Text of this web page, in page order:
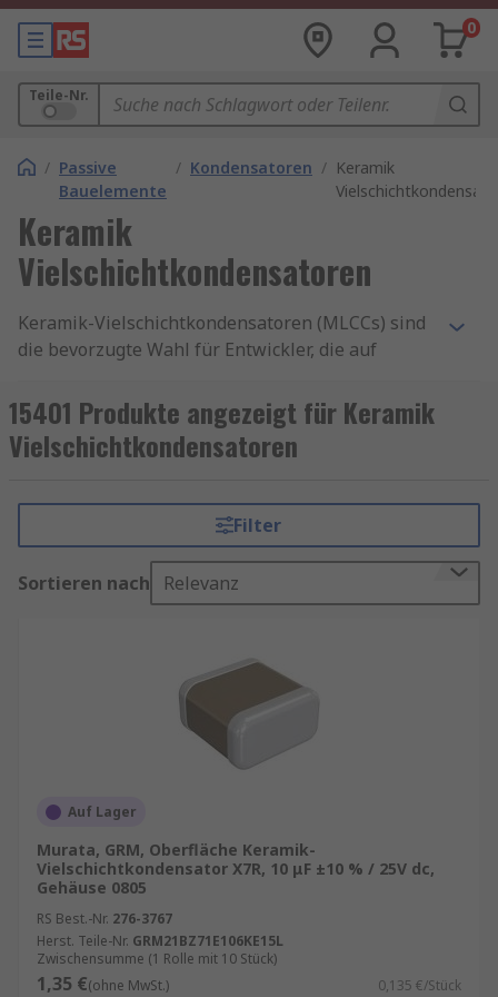
0
Teile-Nr.
/ Passive
Bauelemente
/ Kondensatoren / Keramik
Keramik
Vielschichtkondensatoren
Keramik-Vielschichtkondensatoren (MLCCs) sind
die bevorzugte Wahl für Entwickler, die auf
Effizienzsetzen. Die mehrschichtige Struktur aus
Keramik und Metall sorgt für minimale
Leistungsverluste und maximale thermische
Leistungsanwendungen.
MLCCs sind in standardisierten Gehäusegrößen
wie0402, 0805, 1206und weiteren erhältlich und
eignen sich perfekt für die automatisierte
und damit auch für den
Einsatz in der Automobiltechnik freigegeben.
Leistungsstarke Optionen für jede
Stabilität und geringe Verluste – ideal für
Resonanzschaltungen, Hochfrequenzfilter und
Anwendungen, bei denen Genauigkeit
entscheidend ist.
MLCCs derKlasse 2
zeichnen sich durch ein
15401 Produkte angezeigt für Keramik
Vielschichtkondensatoren
Filter
Sortieren nach Relevanz
Auf Lager
Murata, GRM, Oberfläche Keramik-
Vielschichtkondensator X7R, 10 μF ±10 % / 25V dc,
Gehäuse 0805
RS Best.-Nr. 276-3767
Herst. Teile-Nr. GRM21BZ71E106KE15L
Zwischensumme (1 Rolle mit 10 Stück)
1,35 €(ohne MwSt.) 0,135 €/Stück